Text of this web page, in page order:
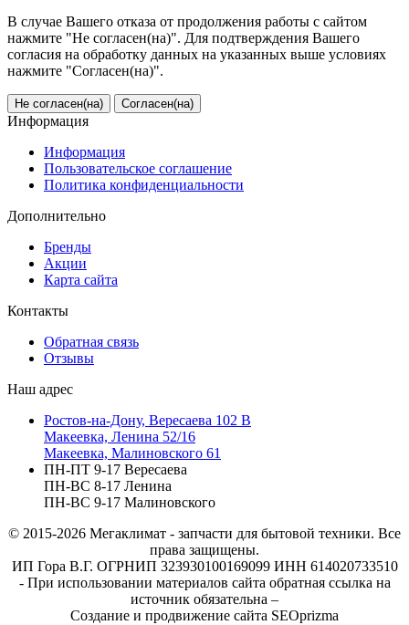
В случае Вашего отказа от продолжения работы с сайтом
нажмите "Не согласен(на)". Для подтверждения Вашего
согласия на обработку данных на указанных выше условиях
нажмите "Согласен(на)".
Не согласен(на) Согласен(на)
Информация
Информация
Пользовательское соглашение
Политика конфиденциальности
Дополнительно
Бренды
Акции
Карта сайта
Контакты
Обратная связь
Отзывы
Наш адрес
Ростов-на-Дону, Вересаева 102 В
Макеевка, Ленина 52/16
Макеевка, Малиновского 61
ПН-ПТ 9-17 Вересаева
ПН-ВС 8-17 Ленина
ПН-ВС 9-17 Малиновского
© 2015-2026 Мегаклимат - запчасти для бытовой техники. Все
права защищены.
ИП Гора В.Г. ОГРНИП 323930100169099 ИНН 614020733510
- При использовании материалов сайта обратная ссылка на
источник обязательна –
Создание и продвижение сайта SEOprizma